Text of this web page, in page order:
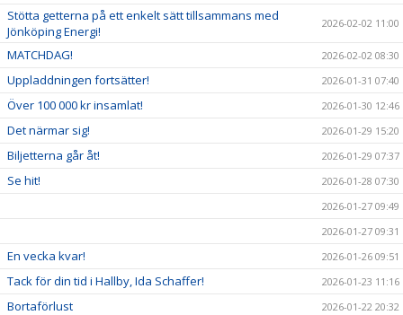
Stötta getterna på ett enkelt sätt tillsammans med
Jönköping Energi!
2026-02-02 11:00
MATCHDAG! 2026-02-02 08:30
Uppladdningen fortsätter! 2026-01-31 07:40
Över 100 000 kr insamlat! 2026-01-30 12:46
Det närmar sig! 2026-01-29 15:20
Biljetterna går åt! 2026-01-29 07:37
Se hit!
2026-01-28 07:30
2026-01-27 09:49
2026-01-27 09:31
En vecka kvar! 2026-01-26 09:51
Tack för din tid i Hallby, Ida Schaffer! 2026-01-23 11:16
Bortaförlust 2026-01-22 20:32